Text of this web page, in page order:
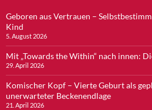
Geboren aus Vertrauen –
Kind
5. August 2026
Mit „Towards the Within“ nach innen:
29. April 2026
Komischer Kopf – Vierte Geburt als
unerwarteter Beckenendlage
21. April 2026